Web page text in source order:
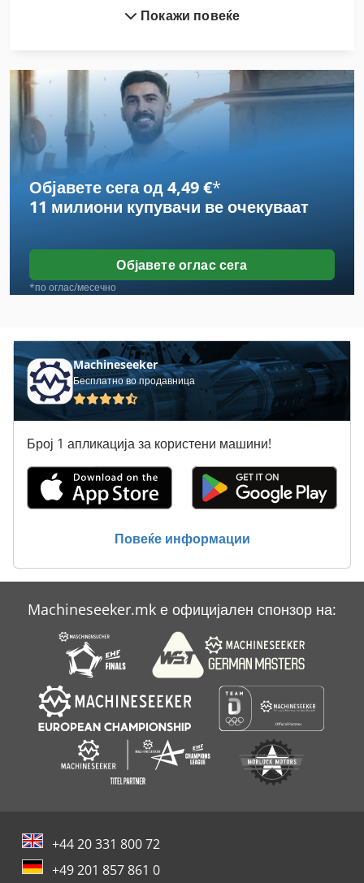
Benhil 8380
Berrenberg
Dkbh
Emminghaus
Waben
Бенд
Бенд Фен
Бензинска Станица
Бензински Мотор
Бифе
Боја Распрскувач
Ограда
Производ
Покажи повеќе
Објавете сега од 4,49 €*
11 милиони купувачи ве очекуваат
Објавете оглас сега
*по оглас/месечно
Machineseeker
Бесплатно во продавница
Број 1 апликација за користени машини!
Повеќе информации
Machineseeker.mk е официјален спонзор на:
+44 20 331 800 72
+49 201 857 861 0